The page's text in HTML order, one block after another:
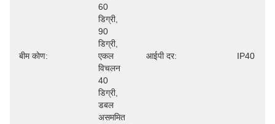
बीम कोण:
60
डिग्री,
90
डिग्री,
एकल
विचलन
40
डिग्री,
डबल
असममित
आईपी ​​दर: IP40